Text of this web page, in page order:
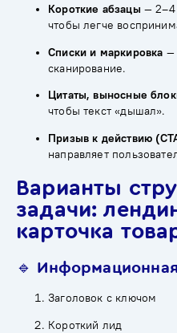
Короткие абзацы — 2–4
чтобы легче
Списки и маркировка —
сканирование.
Цитаты, выносные
чтобы текст «дышал».
Призыв к действию
направляет
Варианты
задачи:
карточка
🔹 Информационная
Заголовок с ключом
Короткий лид